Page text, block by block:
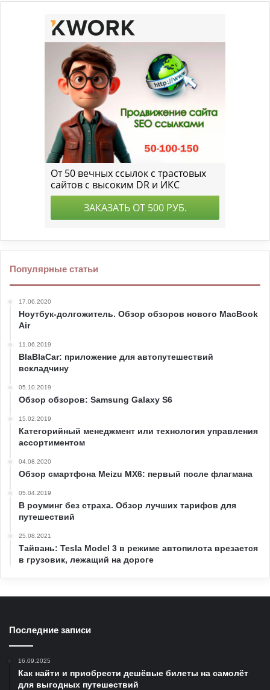
Популярные статьи
17.06.2020
Ноутбук-долгожитель. Обзор обзоров нового MacBook
Air
11.06.2019
BlaBlaCar: приложение для автопутешествий
вскладчину
05.10.2019
Обзор обзоров: Samsung Galaxy S6
15.02.2019
Категорийный менеджмент или технология управления
ассортиментом
04.08.2020
Обзор смартфона Meizu MX6: первый после флагмана
05.04.2019
В роуминг без страха. Обзор лучших тарифов для
путешествий
25.08.2021
Тайвань: Tesla Model 3 в режиме автопилота врезается
в грузовик, лежащий на дороге
Последние записи
16.09.2025
Как найти и приобрести дешёвые билеты на самолёт
для выгодных путешествий